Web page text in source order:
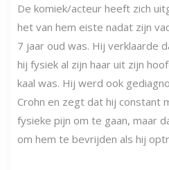
De komiek/acteur heeft zich
het van hem eiste nadat zijn
7 jaar oud was. Hij verklaarde
hij fysiek al zijn haar uit zijn
kaal was. Hij werd ook
Crohn en zegt dat hij constant
fysieke pijn om te gaan, maar
om hem te bevrijden als hij